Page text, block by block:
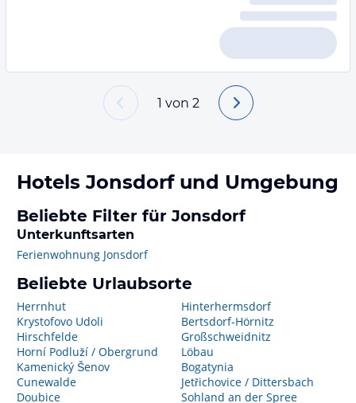
1 von 2
HotelsJonsdorfund Umgebung
Beliebte Filter für Jonsdorf
Unterkunftsarten
Ferienwohnung Jonsdorf
Beliebte Urlaubsorte
Herrnhut
Krystofovo Udoli
Hirschfelde
Horní Podluží / Obergrund
Kamenický Šenov
Cunewalde
Doubice
Hinterhermsdorf
Bertsdorf-Hörnitz
Großschweidnitz
Löbau
Bogatynia
Jetřichovice / Dittersbach
Sohland an der Spree